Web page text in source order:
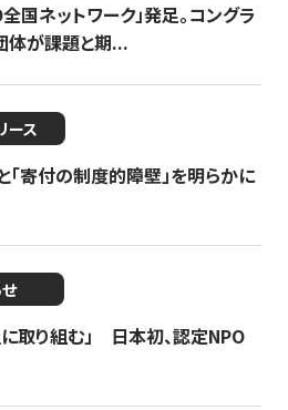
国ネットワーク」発足。コングラ
体が課題と期...
ース
「寄付の制度的障壁」を明らかに
取り組む」 日本初、認定NPO